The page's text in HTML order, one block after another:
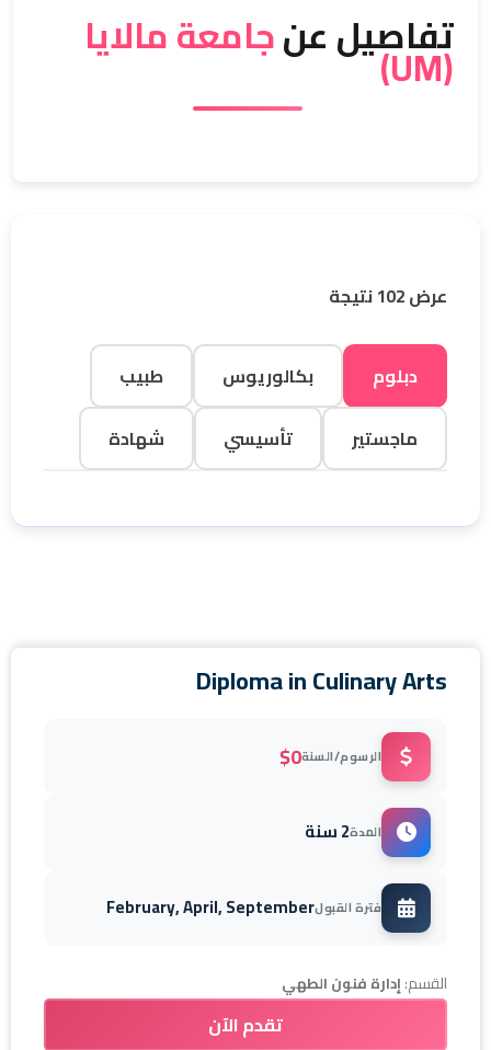
تفاصيل عنجامعة مالايا (UM)
عرض 102 نتيجة
دبلوم بكالوريوس
طبيب
ماجستير
تأسيسي شهادة
Diploma in Culinary Arts
الرسوم/السنة$0
المدة2 سنة
فترة القبولFebruary, April, September
القسم: إدارة فنون الطهي
تقدم الآن